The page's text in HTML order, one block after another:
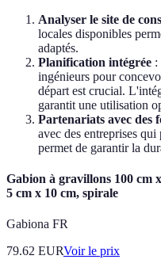
Analyser le site de
locales disponibles
adaptés.
Planification intégrée :
ingénieurs pour
départ est crucial.
garantit une utilisation
Partenariats avec des
avec des entreprises
permet de garantir la
Gabion à gravillons 100 cm
5 cm x 10 cm, spirale
Gabiona FR
79.62 EURVoir le prix